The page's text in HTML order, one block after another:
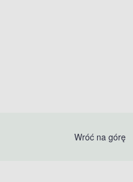
Wróć na górę